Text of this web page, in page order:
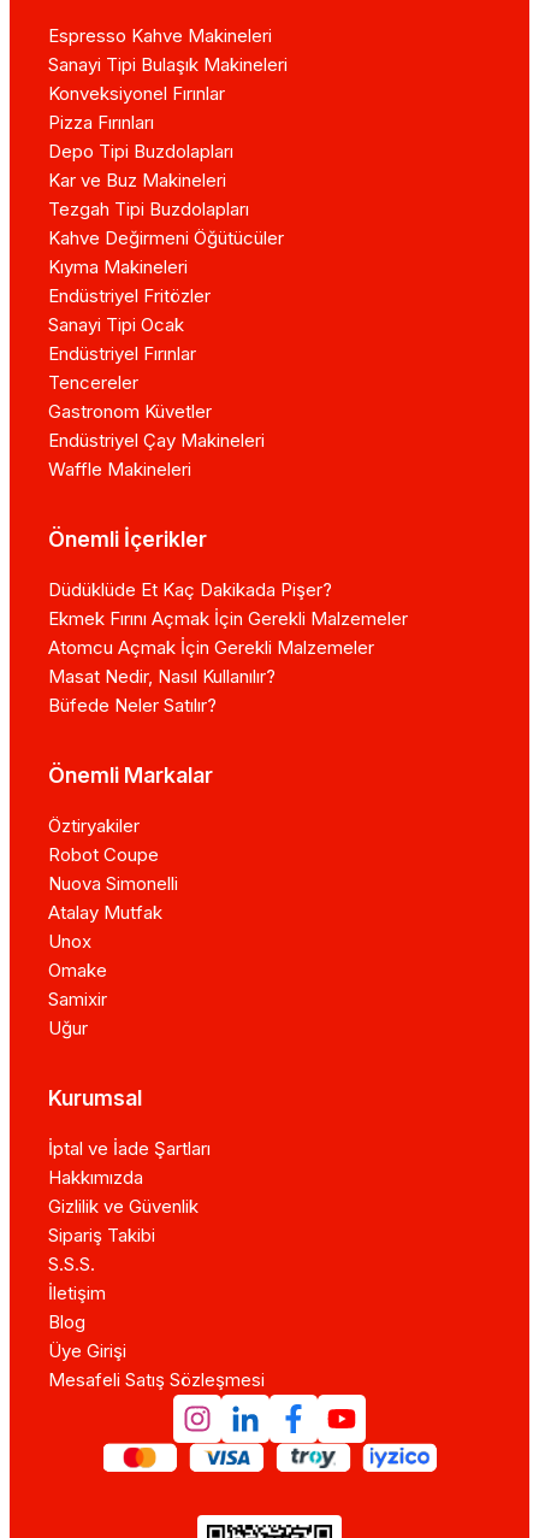
Espresso Kahve Makineleri
Sanayi Tipi Bulaşık Makineleri
Konveksiyonel Fırınlar
Pizza Fırınları
Depo Tipi Buzdolapları
Kar ve Buz Makineleri
Tezgah Tipi Buzdolapları
Kahve Değirmeni Öğütücüler
Kıyma Makineleri
Endüstriyel Fritözler
Sanayi Tipi Ocak
Endüstriyel Fırınlar
Tencereler
Gastronom Küvetler
Endüstriyel Çay Makineleri
Waffle Makineleri
Önemli İçerikler
Düdüklüde Et Kaç Dakikada Pişer?
Ekmek Fırını Açmak İçin Gerekli Malzemeler
Atomcu Açmak İçin Gerekli Malzemeler
Masat Nedir, Nasıl Kullanılır?
Büfede Neler Satılır?
Önemli Markalar
Öztiryakiler
Robot Coupe
Nuova Simonelli
Atalay Mutfak
Unox
Omake
Samixir
Uğur
Kurumsal
İptal ve İade Şartları
Hakkımızda
Gizlilik ve Güvenlik
Sipariş Takibi
S.S.S.
İletişim
Blog
Üye Girişi
Mesafeli Satış Sözleşmesi